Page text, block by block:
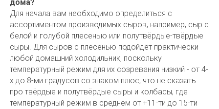
дома?
Для начала вам необходимо определиться с
ассортиментом производимых сыров, например, сыр с
белой и голубой плесенью или полутвёрдые-твёрдые
сыры. Для сыров с плесенью подойдёт практически
любой домашний холодильник, поскольку
температурный режим для их созревания низкий - от 4-
х до 8-ми градусов со знаком плюс, что не сказать
про твёрдые и полутвёрдые сыры и колбасы, где
температурный режим в среднем от +11-ти до 15-ти